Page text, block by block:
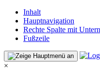
Inhalt
Hauptnavigation
Rechte Spalte mit
Fußzeile
×